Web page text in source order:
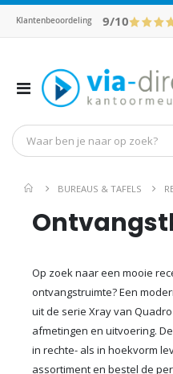
Klantenbeoordeling 9/10
Toggle
Nav
BUREAUS & TAFELS
Op zoek naar een mooie
ontvangstruimte? Een
uit de serie Xray van
afmetingen en uitvoering.
in rechte- als in hoekvorm
assortiment en bestel de